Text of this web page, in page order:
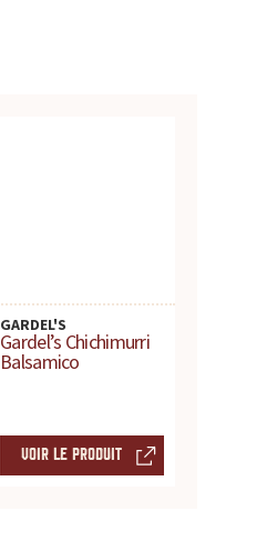
GARDEL'S
Gardel’s Chichimurri
Balsamico
VOIR LE PRODUIT